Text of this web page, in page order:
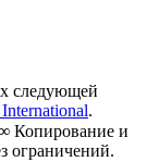
следующей
.
Копирование и
ограничений.